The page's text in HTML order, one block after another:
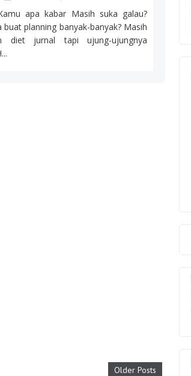
apa kabar Masih suka galau?
buat planning banyak-banyak? Masih
diet jurnal tapi ujung-ujungnya
Older Posts